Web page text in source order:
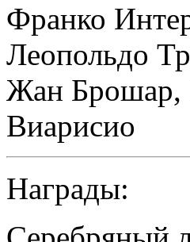
Франко
Леопольдо
Жан Брошар,
Виарисио
Награды: